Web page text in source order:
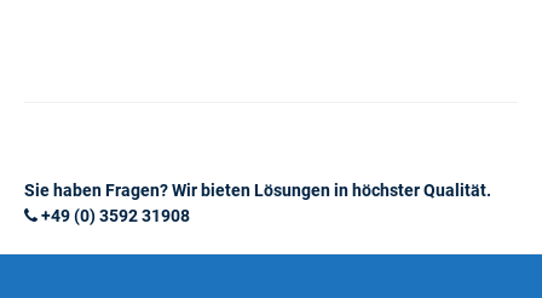
Sie haben Fragen? Wir bieten Lösungen in höchster Qualität.
+49 (0) 3592 31908